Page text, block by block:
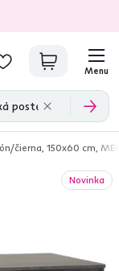
recenzií
Menu
čierna, 150x60 cm,
Novinka